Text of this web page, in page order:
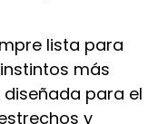
lista para
más
para el
y